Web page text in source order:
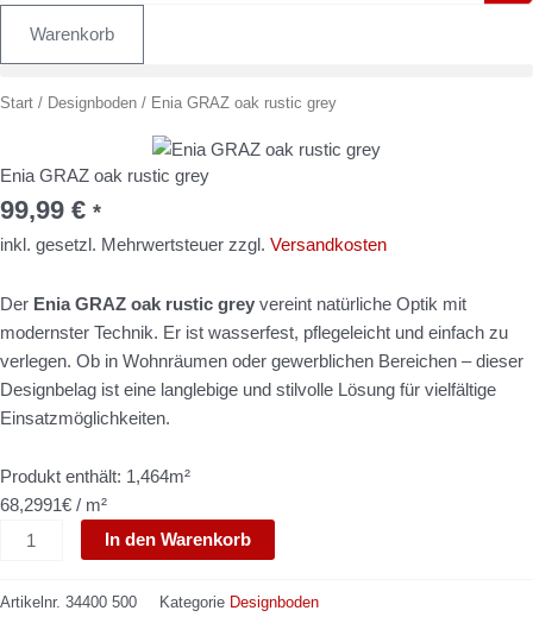
Warenkorb
Start / Designboden / Enia GRAZ oak rustic grey
Enia GRAZ oak rustic grey
99,99 € *
inkl. gesetzl. Mehrwertsteuer zzgl. Versandkosten
Der Enia GRAZ oak rustic grey vereint natürliche Optik mit
modernster Technik. Er ist wasserfest, pflegeleicht und einfach zu
verlegen. Ob in Wohnräumen oder gewerblichen Bereichen – dieser
Designbelag ist eine langlebige und stilvolle Lösung für vielfältige
Einsatzmöglichkeiten.
Produkt enthält: 1,464m²
68,2991€ / m²
Enia
rustic
grey
Menge
In den Warenkorb
Artikelnr. 34400 500 Kategorie Designboden